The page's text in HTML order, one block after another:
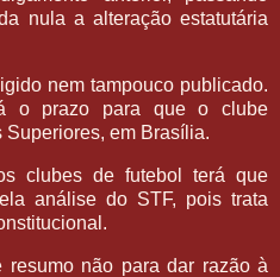
nula a alteração estatutária
nem tampouco publicado.
o prazo para que o clube
Superiores, em Brasília.
clubes de futebol terá que
análise do STF, pois trata
resumo não para dar razão à